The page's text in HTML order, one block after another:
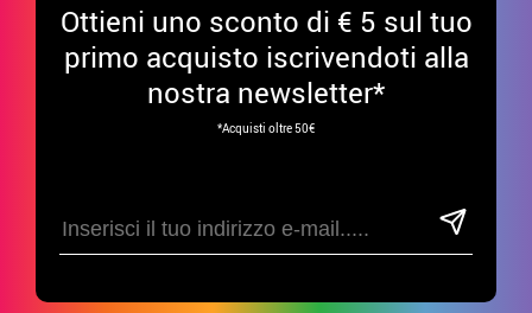
Ottieni uno sconto di € 5 sul tuo
primo acquisto iscrivendoti alla
nostra newsletter*
*Acquisti oltre 50€